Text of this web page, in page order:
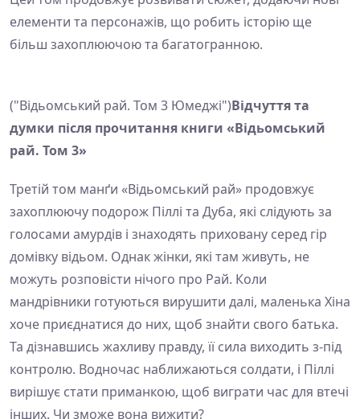
елементи та персонажів, що робить історію ще
більш захоплюючою та багатогранною.
("Відьомський рай. Том 3 Юмеджі")Відчуття та
думки після прочитання книги «Відьомський
рай. Том 3»
Третій том манґи «Відьомський рай» продовжує
захоплюючу подорож Піллі та Дуба, які слідують за
голосами амурдів і знаходять приховану серед гір
домівку відьом. Однак жінки, які там живуть, не
можуть розповісти нічого про Рай. Коли
мандрівники готуються вирушити далі, маленька Хіна
хоче приєднатися до них, щоб знайти свого батька.
Та дізнавшись жахливу правду, її сила виходить з-під
контролю. Водночас наближаються солдати, і Піллі
вирішує стати приманкою, щоб виграти час для втечі
інших. Чи зможе вона вижити?